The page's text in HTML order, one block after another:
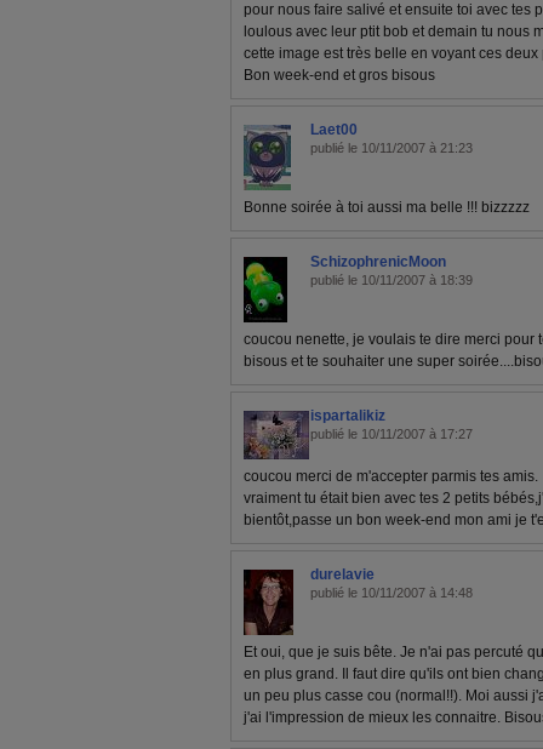
pour nous faire salivé et ensuite toi avec tes
loulous avec leur ptit bob et demain tu nous
cette image est très belle en voyant ces deux
Bon week-end et gros bisous
Laet00
publié le 10/11/2007 à 21:23
Bonne soirée à toi aussi ma belle !!! bizzzzz
SchizophrenicMoon
publié le 10/11/2007 à 18:39
coucou nenette, je voulais te dire merci pour
bisous et te souhaiter une super
ispartalikiz
publié le 10/11/2007 à 17:27
coucou merci de m'accepter parmis tes amis.
vraiment tu était bien avec tes 2 petits
bientôt,passe un bon week-end mon ami je
durelavie
publié le 10/11/2007 à 14:48
Et oui, que je suis bête. Je n'ai pas percuté
en plus grand. Il faut dire qu'ils ont bien
un peu plus casse cou (normal!!). Moi aussi
j'ai l'impression de mieux les connaitre.